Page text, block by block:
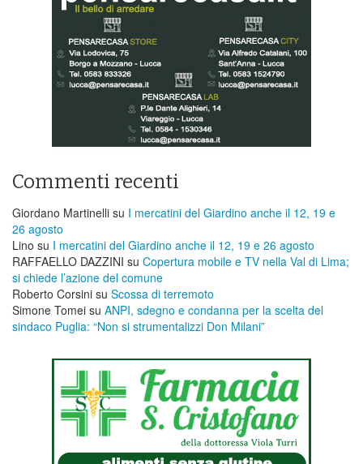
Commenti recenti
Giordano Martinelli su I mercatini del Giardino anche il 12, 19 e
26 agosto
Lino su I mercatini del Giardino anche il 12, 19 e 26 agosto
RAFFAELLO DAZZINI su ​Copertura mobile e TV nella Val di Lima;
si chiede l’azione del comune
Roberto Corsini su Scossa di terremoto
Simone Tomei su ANPI, sdegno e condanna per la scelta del
sindaco Puglia: “Non si strumentalizzi Don Milani”